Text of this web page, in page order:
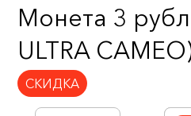
Монета 3
ULTRA
СКИДКА